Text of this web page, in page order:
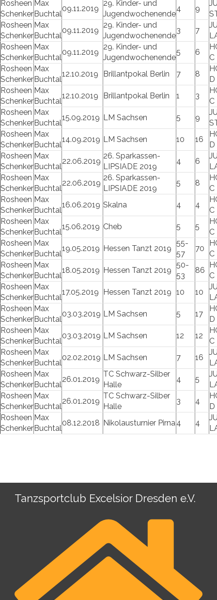
Rosheen
Schenker
Max
Buchtal
09.11.2019
29. Kinder- und
Jugendwochenende
4 9
Rosheen
Schenker
Max
Buchtal
09.11.2019
29. Kinder- und
Jugendwochenende
3 7
Rosheen
Schenker
Max
Buchtal
09.11.2019
29. Kinder- und
Jugendwochenende
5 6
C
Rosheen
Schenker
Max
Buchtal
12.10.2019 Brillantpokal Berlin 7 8
D
Rosheen
Schenker
Max
Buchtal
12.10.2019 Brillantpokal Berlin 1 3
C
Rosheen
Schenker
Max
Buchtal
15.09.2019 LM Sachsen 5 9
Rosheen
Schenker
Max
Buchtal
14.09.2019 LM Sachsen 10 16
D
Rosheen
Schenker
Max
Buchtal
22.06.2019
26. Sparkassen-
LIPSIADE 2019
4 6
Rosheen
Schenker
Max
Buchtal
22.06.2019
26. Sparkassen-
LIPSIADE 2019
5 8
C
Rosheen
Schenker
Max
Buchtal
16.06.2019 Skalna 4 4
C
Rosheen
Schenker
Max
Buchtal
15.06.2019 Cheb 5 5
C
Rosheen
Schenker
Max
Buchtal
19.05.2019 Hessen Tanzt 2019
55-
57
70
C
Rosheen
Schenker
Max
Buchtal
18.05.2019 Hessen Tanzt 2019
50-
53
86
C
Rosheen
Schenker
Max
Buchtal
17.05.2019 Hessen Tanzt 2019 10 10
Rosheen
Schenker
Max
Buchtal
03.03.2019 LM Sachsen 5 17
D
Rosheen
Schenker
Max
Buchtal
03.03.2019 LM Sachsen 12 12
C
Rosheen
Schenker
Max
Buchtal
02.02.2019 LM Sachsen 7 16
Rosheen
Schenker
Max
Buchtal
26.01.2019
TC Schwarz-Silber
Halle
4 5
Rosheen
Schenker
Max
Buchtal
26.01.2019
TC Schwarz-Silber
Halle
3 4
D
Rosheen
Schenker
Max
Buchtal
08.12.2018 Nikolausturnier Pirna4 4
Tanzsportclub Excelsior Dresden e.V.